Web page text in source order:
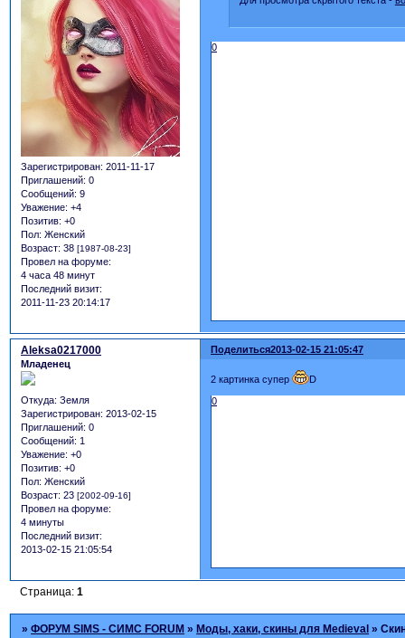
Зарегистрирован: 2011-11-17
Приглашений: 0
Сообщений: 9
Уважение: +4
Позитив: +0
Пол: Женский
Возраст: 38 [1987-08-23]
Провел на форуме:
4 часа 48 минут
Последний визит:
2011-11-23 20:14:17
0
Поделиться2013-02-15 21:05:47
Aleksa0217000
Младенец
Откуда: Земля
Зарегистрирован: 2013-02-15
Приглашений: 0
Сообщений: 1
Уважение: +0
Позитив: +0
Пол: Женский
Возраст: 23 [2002-09-16]
Провел на форуме:
4 минуты
Последний визит:
2013-02-15 21:05:54
2 картинка супер
D
0
Страница:1
»ФОРУМ SIMS - СИМС FORUM » Моды, хаки, скины для Medieval »